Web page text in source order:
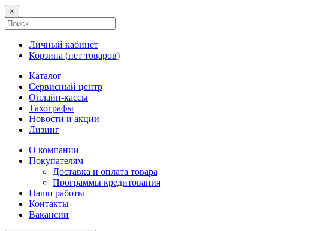
×
Личный кабинет
Корзина (нет товаров)
Каталог
Сервисный центр
Онлайн-кассы
Тахографы
Новости и акции
Лизинг
О компании
Покупателям
Доставка и оплата товара
Программы кредитования
Наши работы
Контакты
Вакансии